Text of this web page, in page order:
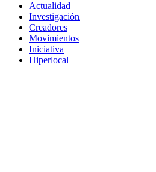
Actualidad
Investigación
Creadores
Movimientos
Iniciativa
Hiperlocal